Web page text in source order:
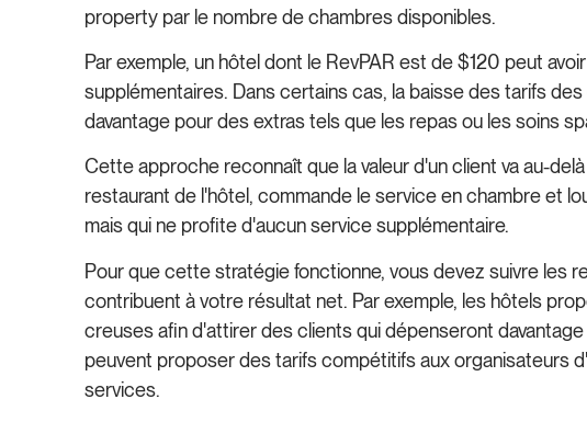
property par le nombre de chambres disponibles.
Par exemple, un hôtel dont le RevPAR est de $120 peut
supplémentaires. Dans certains cas, la baisse des tarifs
davantage pour des extras tels que les repas ou les soins
Cette approche reconnaît que la valeur d'un client va au-
restaurant de l'hôtel, commande le service en chambre et
mais qui ne profite d'aucun service supplémentaire.
Pour que cette stratégie fonctionne, vous devez suivre
contribuent à votre résultat net. Par exemple, les hôtels
creuses afin d'attirer des clients qui dépenseront
peuvent proposer des tarifs compétitifs aux organisateurs
services.